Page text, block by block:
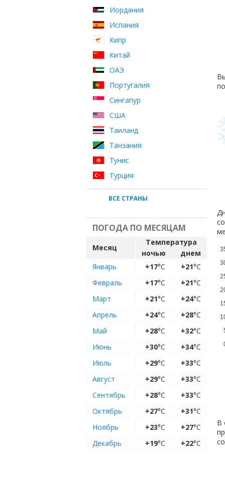
Иордания
Испания
Кипр
Китай
ОАЭ
Португалия
Сингапур
США
Таиланд
Танзания
Тунис
Турция
ВСЕ СТРАНЫ
ПОГОДА ПО МЕСЯЦАМ
Месяц
Температура
ночью
днем
Январь
+17°C +21°C
Февраль
+17°C +21°C
Март
+21°C +24°C
Апрель
+24°C +28°C
Май
+28°C +32°C
Июнь
+30°C +34°C
Июль
+29°C +33°C
Август
+29°C +33°C
Сентябрь
+28°C +33°C
Октябрь
+27°C +31°C
Ноябрь
+23°C +27°C
Декабрь
+19°C +22°C
В